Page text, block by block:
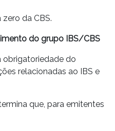
da CBS.
do grupo IBS/CBS
obrigatoriedade do
relacionadas ao IBS e
que, para emitentes